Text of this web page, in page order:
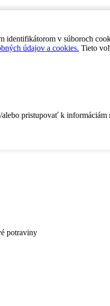
v súboroch
údajov a cookies. Tieto
pristupovať k informáciám
potraviny